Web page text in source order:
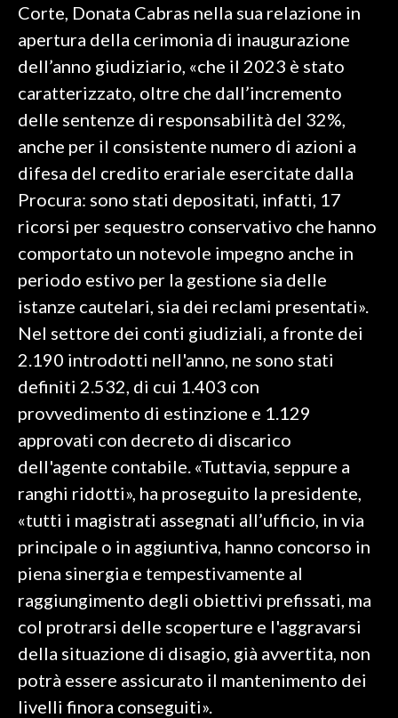
SARDEGNA TURISMO
SARDI NEL MONDO
#CARAUNIONE
3 MINUTI CON
INSULARITÀ
INFO AZIENDE
ABBONATI
ANNUNCI
NECROLOGI
PUBBLICITÀ
SPIAGGE
STORE
Corte, Donata Cabras nella sua relazione in
apertura della cerimonia di inaugurazione
dell’anno giudiziario, «che il 2023 è stato
caratterizzato, oltre che dall’incremento
delle sentenze di responsabilità del 32%,
anche per il consistente numero di azioni a
difesa del credito erariale esercitate dalla
Procura: sono stati depositati, infatti, 17
ricorsi per sequestro conservativo che hanno
comportato un notevole impegno anche in
periodo estivo per la gestione sia delle
istanze cautelari, sia dei reclami presentati».
Nel settore dei conti giudiziali, a fronte dei
2.190 introdotti nell'anno, ne sono stati
definiti 2.532, di cui 1.403 con
provvedimento di estinzione e 1.129
approvati con decreto di discarico
dell'agente contabile. «Tuttavia, seppure a
ranghi ridotti», ha proseguito la presidente,
«tutti i magistrati assegnati all’ufficio, in via
principale o in aggiuntiva, hanno concorso in
piena sinergia e tempestivamente al
raggiungimento degli obiettivi prefissati, ma
col protrarsi delle scoperture e l'aggravarsi
della situazione di disagio, già avvertita, non
potrà essere assicurato il mantenimento dei
livelli finora conseguiti».